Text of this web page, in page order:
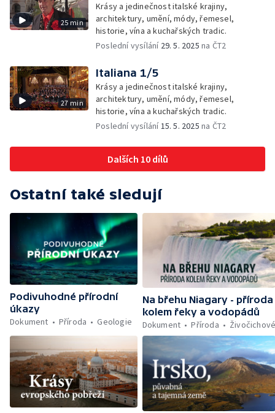
25 min
Krásy a jedinečnost italské krajiny,
architektury, umění, módy, řemesel,
historie, vína a kuchařských tradic.
Poslední vysílání 29. 5. 2025 na ČT2
27 min
Italiana 1/5
Krásy a jedinečnost italské krajiny,
architektury, umění, módy, řemesel,
historie, vína a kuchařských tradic.
Poslední vysílání15. 5. 2025 na ČT2
Dalších 10 dílů
Ostatní také sledují
Podivuhodné přírodní
úkazy
Dokument
Příroda Geologie
Na břehu Niagary - příroda
kolem řeky a vodopádů
Dokument
Příroda